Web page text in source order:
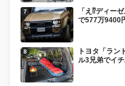
「え⁉︎ディー
で577万9400
トヨタ「ラン
ル3兄弟でイ